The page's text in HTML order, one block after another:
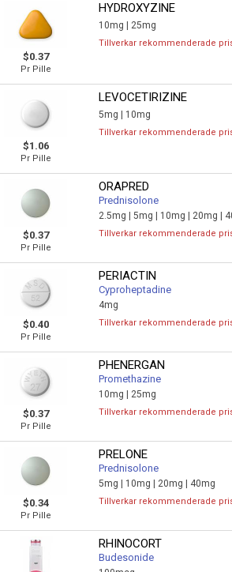
$0.37
Pr Pille
HYDROXYZINE
10mg | 25mg
Tillverkar rekommenderade
$1.06
Pr Pille
LEVOCETIRIZINE
5mg | 10mg
Tillverkar rekommenderade
$0.37
Pr Pille
ORAPRED
Prednisolone
2.5mg |5mg | 10mg | 20mg |
Tillverkar rekommenderade
$0.40
Pr Pille
PERIACTIN
Cyproheptadine
4mg
Tillverkar rekommenderade
$0.37
Pr Pille
PHENERGAN
Promethazine
10mg | 25mg
Tillverkar rekommenderade
$0.34
Pr Pille
PRELONE
Prednisolone
5mg | 10mg | 20mg | 40mg
Tillverkar rekommenderade
RHINOCORT
Budesonide